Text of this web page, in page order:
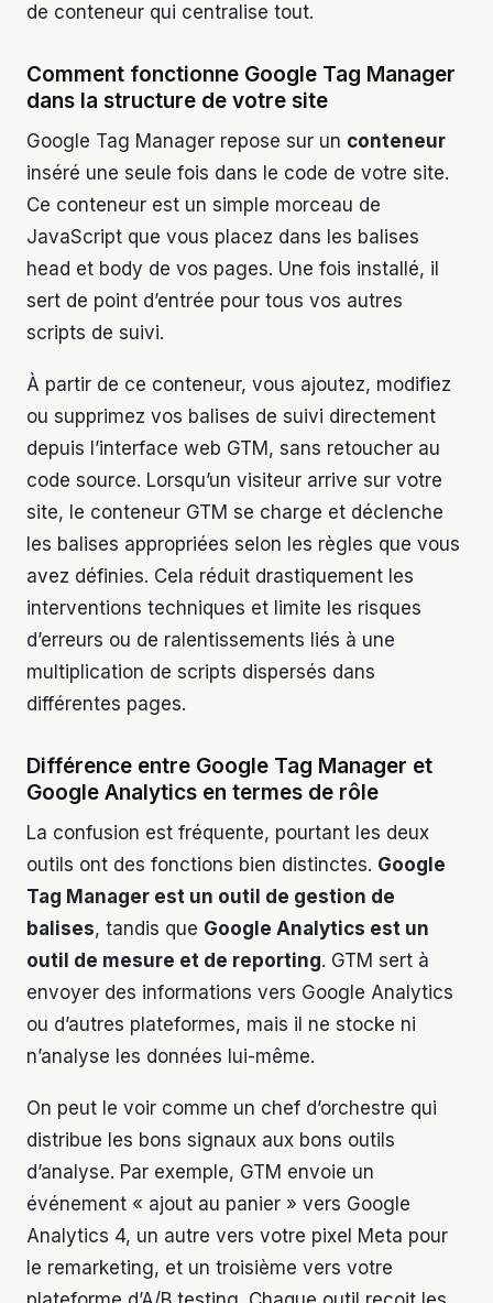
de conteneur qui centralise tout.
Comment fonctionne Google Tag Manager
dans la structure de votre site
Google Tag Manager repose sur un conteneur
inséré une seule fois dans le code de votre site.
Ce conteneur est un simple morceau de
JavaScript que vous placez dans les balises
head et body de vos pages. Une fois installé, il
sert de point d’entrée pour tous vos autres
scripts de suivi.
À partir de ce conteneur, vous ajoutez, modifiez
ou supprimez vos balises de suivi directement
depuis l’interface web GTM, sans retoucher au
code source. Lorsqu’un visiteur arrive sur votre
site, le conteneur GTM se charge et déclenche
les balises appropriées selon les règles que vous
avez définies. Cela réduit drastiquement les
interventions techniques et limite les risques
d’erreurs ou de ralentissements liés à une
multiplication de scripts dispersés dans
différentes pages.
Différence entre Google Tag Manager et
Google Analytics en termes de rôle
La confusion est fréquente, pourtant les deux
outils ont des fonctions bien distinctes. Google
Tag Manager est un outil de gestion de
balises, tandis que Google Analytics est un
outil de mesure et de reporting. GTM sert à
envoyer des informations vers Google Analytics
ou d’autres plateformes, mais il ne stocke ni
n’analyse les données lui-même.
On peut le voir comme un chef d’orchestre qui
distribue les bons signaux aux bons outils
d’analyse. Par exemple, GTM envoie un
événement « ajout au panier » vers Google
Analytics 4, un autre vers votre pixel Meta pour
le remarketing, et un troisième vers votre